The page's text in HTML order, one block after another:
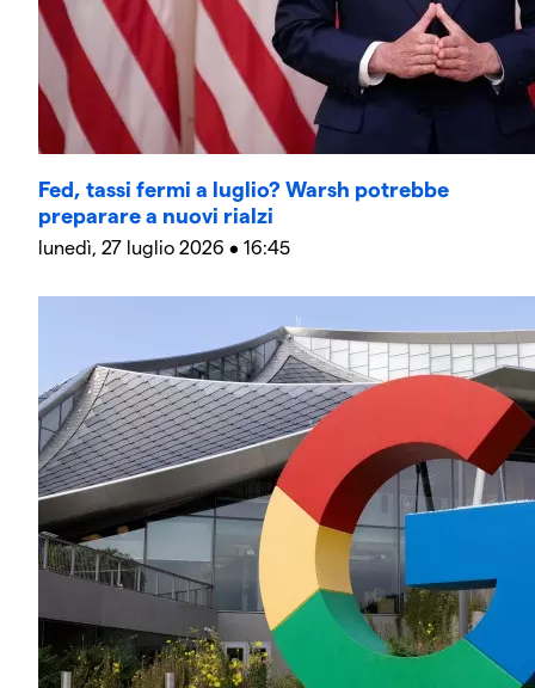
Fed, tassi fermi a luglio? Warsh potrebbe
preparare a nuovi rialzi
lunedì, 27 luglio 2026 • 16:45